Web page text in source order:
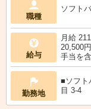
職種
ソフト
給与
月給
20,500
手当を
勤務地
■ソフト
目 3‐4